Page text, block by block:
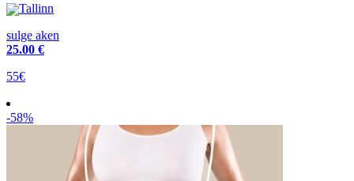
Tallinn
sulge aken
25.00 €
55€
-58%